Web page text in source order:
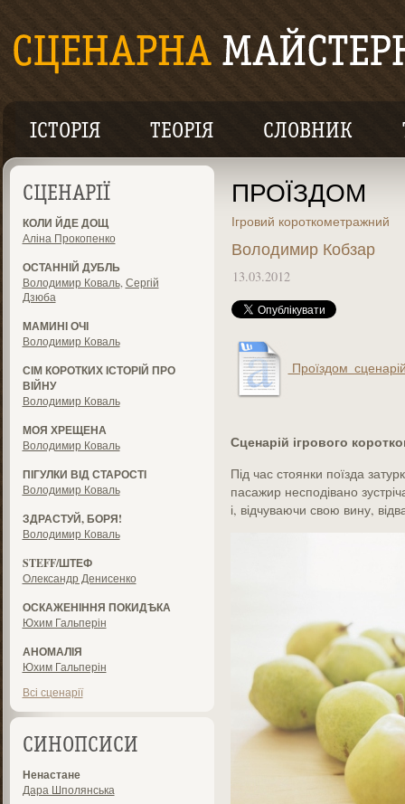
ІСТОРІЯ ТЕОРІЯ СЛОВНИК
СЦЕНАРІЇ
КОЛИ ЙДЕ ДОЩ
Аліна Прокопенко
ОСТАННІЙ ДУБЛЬ
Володимир Коваль, Сергій
Дзюба
МАМИНІ ОЧІ
Володимир Коваль
СІМ КОРОТКИХ ІСТОРІЙ ПРО
ВІЙНУ
Володимир Коваль
МОЯ ХРЕЩЕНА
Володимир Коваль
ПІГУЛКИ ВІД СТАРОСТІ
Володимир Коваль
ЗДРАСТУЙ, БОРЯ!
Володимир Коваль
STEFF/ШТЕФ
Олександр Денисенко
ОСКАЖЕНІННЯ ПОКИДѢКА
Юхим Гальперін
АНОМАЛІЯ
Юхим Гальперін
Всі сценарії
СИНОПСИСИ
Ненастане
Дара Шполянська
ПРОЇЗДОМ
Ігровий короткометражний
Володимир Кобзар
13.03.2012
Сценарій ігрового
Під час стоянки поїзда
пасажир несподівано
і, відчуваючи свою вину,